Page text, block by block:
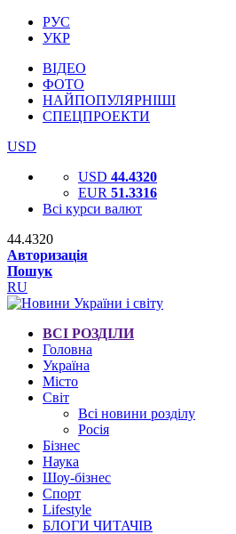
РУС
УКР
ВІДЕО
ФОТО
НАЙПОПУЛЯРНІШІ
СПЕЦПРОЕКТИ
USD
USD 44.4320
EUR 51.3316
Всі курси валют
44.4320
Авторизація
Пошук
RU
ВСІ РОЗДІЛИ
Головна
Україна
Місто
Світ
Всі новини розділу
Росія
Бізнес
Наука
Шоу-бізнес
Спорт
Lifestyle
БЛОГИ ЧИТАЧІВ